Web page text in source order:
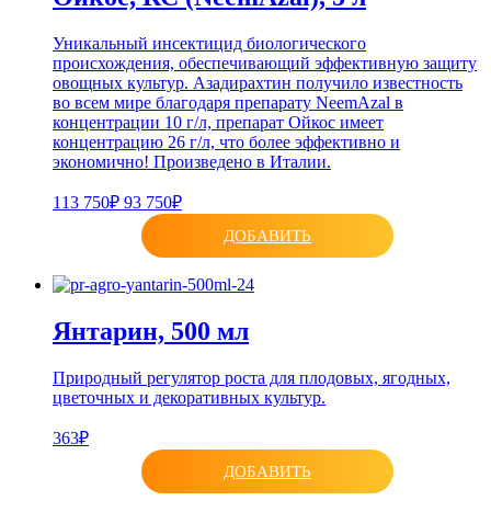
Уникальный инсектицид биологического
происхождения, обеспечивающий эффективную защиту
овощных культур. Азадирахтин получило известность
во всем мире благодаря препарату NeemAzal в
концентрации 10 г/л, препарат Ойкос имеет
концентрацию 26 г/л, что более эффективно и
экономично! Произведено в Италии.
113 750₽ 93 750₽
ДОБАВИТЬ
Янтарин, 500 мл
Природный регулятор роста для плодовых, ягодных,
цветочных и декоративных культур.
363₽
ДОБАВИТЬ